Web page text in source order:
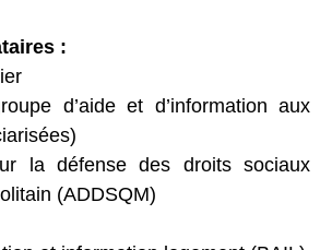
:
d’aide et d’information aux
la défense des droits sociaux
(ADDSQM)